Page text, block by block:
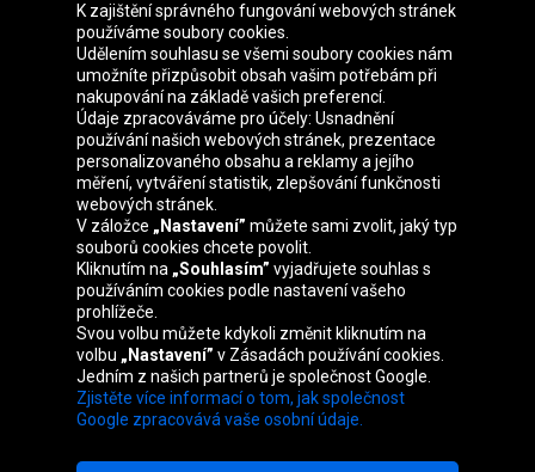
Skupina Oponeo
Belgique Deutschland Éire España
France Italia Magyarország Nederland
Österreich Polska
Slovenská
republika
United
Kingdom
K zajištění správného fungování webových stránek
používáme soubory cookies.
Udělením souhlasu se všemi soubory cookies nám
umožníte přizpůsobit obsah vašim potřebám při
nakupování na základě vašich preferencí.
Údaje zpracováváme pro účely: Usnadnění
používání našich webových stránek, prezentace
personalizovaného obsahu a reklamy a jejího
měření, vytváření statistik, zlepšování funkčnosti
webových stránek.
V záložce „Nastavení” můžete sami zvolit, jaký typ
souborů cookies chcete povolit.
Kliknutím na „Souhlasím” vyjadřujete souhlas s
používáním cookies podle nastavení vašeho
prohlížeče.
Svou volbu můžete kdykoli změnit kliknutím na
volbu „Nastavení” v Zásadách používání cookies.
Jedním z našich partnerů je společnost Google.
Zjistěte více informací o tom, jak společnost
Google zpracovává vaše osobní údaje.